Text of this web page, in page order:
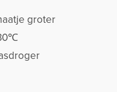
groter